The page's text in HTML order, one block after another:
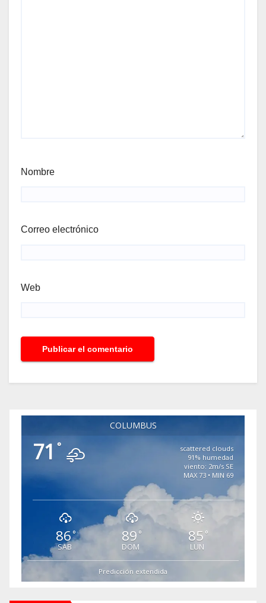
Nombre
Correo electrónico
Web
COLUMBUS
71 °
scattered clouds
91% humedad
viento: 2m/s SE
MAX 73 • MIN 69
86°
SAB
89 °
DOM
85 °
LUN
Predicción extendida